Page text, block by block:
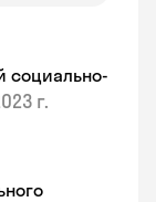
социально-
г.